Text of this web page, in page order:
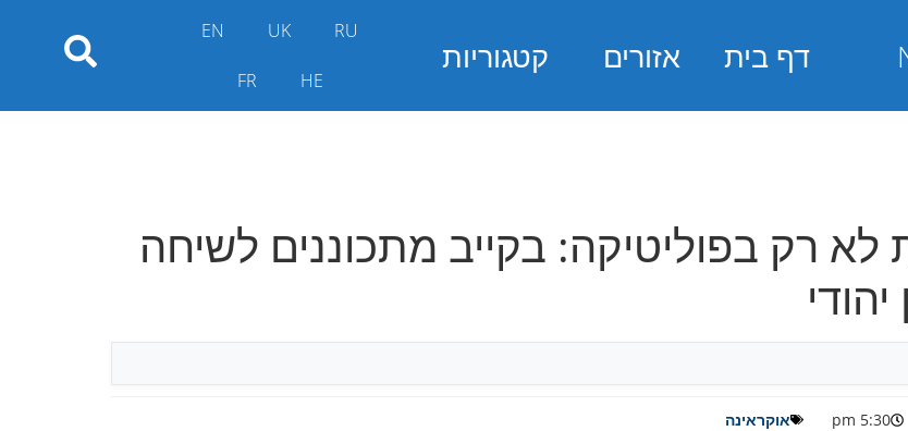
דף בית אזורים קטגוריות
RU
UK
EN
HE
FR
לא רק בפוליטיקה: בקייב מתכוננים לשיחה
5:30 pm אוקראינה